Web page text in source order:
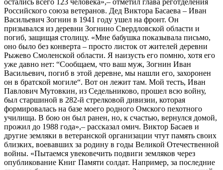
Российского союза ветеранов. Дед Виктора Басаева – Иван
Васильевич Зогнин в 1941 году ушел на фронт. Он
призывался из деревни Зогнино Свердловской области и
погиб, защищая столицу. «Мне бабушка показывала письмо,
оно было без конверта – просто листок от жителей деревни
Рыжево Смоленской области. Я наизусть его помню, хотя его
уже давно нет: “Сообщаем, что ваш муж, Зогнин Иван
Васильевич, погиб в этой деревне, мы нашли его, захоронен
он в братской могиле“. Вот он лежит там. Мой тесть, Иван
Павлович Мутовкин, из Седельниково, прошел всю войну,
был старшиной в 282-й стрелковой дивизии, которая
формировалась на базе моего родного Омского пехотного
училища. В бою он был ранен, но, к счастью, вернулся домой,
прожил до 1988 года»,– рассказал омич. Виктор Басаев и
другие земляки в ветеранской организации чтут память своих
близких, воевавших за родину в годы Великой Отечественной
войны. «Пытаемся увековечить подвиги земляков через
опубликование Книг Памяти солдат. Например, за последние